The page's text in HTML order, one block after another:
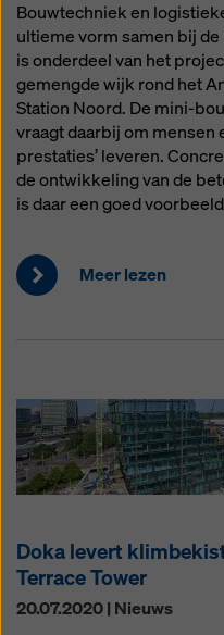
Bouwtechniek en
ultieme vorm samen bij
is onderdeel van het
gemengde wijk rond het
Station Noord. De mini-
vraagt daarbij om mensen
prestaties’ leveren.
de ontwikkeling van de
is daar een goed
Meer lezen
Doka levert
Terrace Tower
20.07.2020 | Nieuws